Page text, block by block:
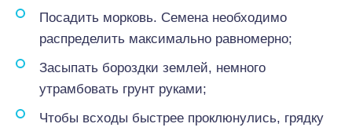
Посадить морковь. Семена необходимо
распределить максимально равномерно;
Засыпать бороздки землей, немного
утрамбовать грунт руками;
Чтобы всходы быстрее проклюнулись, грядку